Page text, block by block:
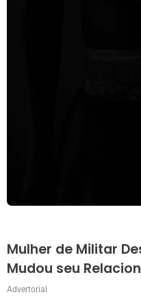
Mulher de Militar
Mudou seu
Advertorial